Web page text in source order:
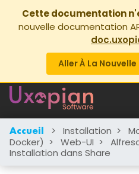
Cette documentation
nouvelle documentation
Aller À La
Accueil > Installation >
Docker) > Web-UI >
Installation dans Share